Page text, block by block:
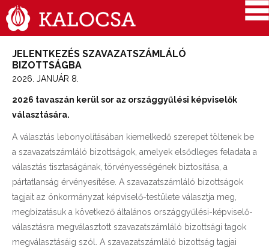
JELENTKEZÉS SZAVAZATSZÁMLÁLÓ
BIZOTTSÁGBA
2026. JANUÁR 8.
2026 tavaszán kerül sor az országgyűlési képviselők
választására.
A választás lebonyolításában kiemelkedő szerepet töltenek be
a szavazatszámláló bizottságok, amelyek elsődleges feladata a
választás tisztaságának, törvényességének biztosítása, a
pártatlanság érvényesítése. A szavazatszámláló bizottságok
tagjait az önkormányzat képviselő-testülete választja meg,
megbízatásuk a következő általános országgyűlési-képviselő-
választásra megválasztott szavazatszámláló bizottsági tagok
megválasztásáig szól. A szavazatszámláló bizottság tagjai